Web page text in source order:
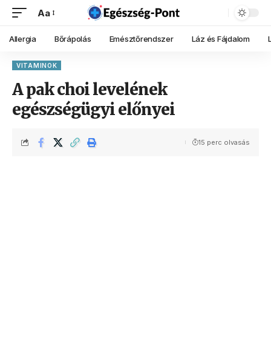
Aa
Allergia Bőrápolás Emésztőrendszer Láz és Fájdalom
VITAMINOK
A pak choi levelének
egészségügyi előnyei
15 perc olvasás